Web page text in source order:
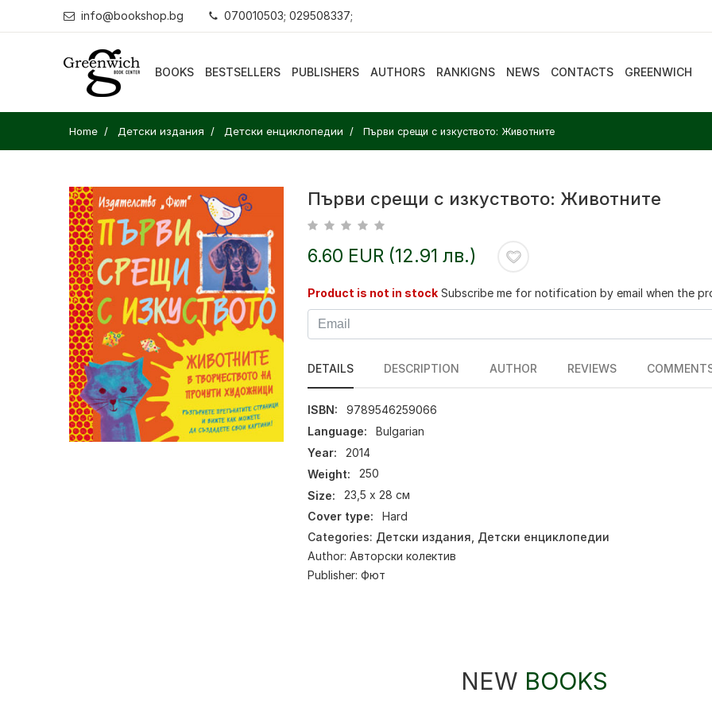
info@bookshop.bg 070010503; 029508337;
BOOKS BESTSELLERS PUBLISHERS AUTHORS RANKIGNS NEWS CONTACTS GREENWICH
Home Детски издания Детски енциклопедии Първи срещи с изкуството: Животните
Първи срещи с изкуството: Животните
6.60 EUR (12.91 лв.)
Product is not in stock Subscribe me for notification by email when the
DETAILS DESCRIPTION AUTHOR REVIEWS
ISBN:
9789546259066
Language:
Bulgarian
Year:
2014
Weight:
250
Size:
23,5 х 28 см
Cover type:
Hard
Categories: Детски издания Детски енциклопедии
Author: Авторски колектив
Publisher: Фют
NEW BOOKS